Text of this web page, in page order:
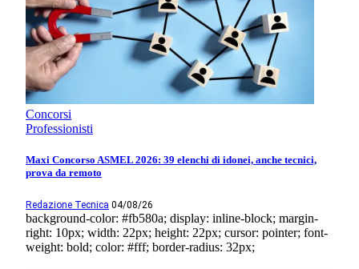
Concorsi
Professionisti
Maxi Concorso ASMEL 2026: 39 elenchi di idonei, anche tecnici,
prova da remoto
Redazione Tecnica 04/08/26
background-color: #fb580a; display: inline-block; margin-
right: 10px; width: 22px; height: 22px; cursor: pointer; font-
weight: bold; color: #fff; border-radius: 32px;